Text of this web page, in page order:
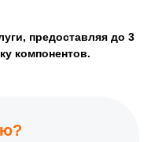
предоставляя до 3
компонентов.